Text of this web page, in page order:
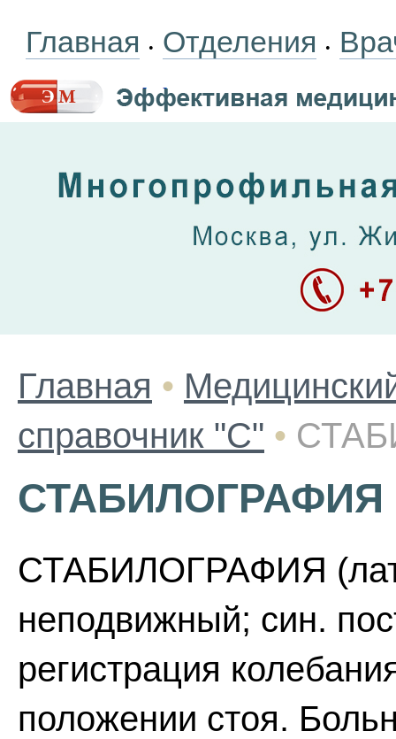
Главная • Отделения •
Главная •
справочник "С" •
СТАБИЛОГРАФИЯ
СТАБИЛОГРАФИЯ
неподвижный; син.
регистрация
положении стоя.